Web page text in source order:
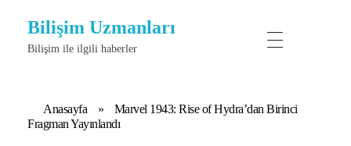
Bilişim Uzmanları
Bilişim ile ilgili haberler
Anasayfa »
Marvel 1943: Rise of Hydra’dan Birinci
Fragman Yayınlandı